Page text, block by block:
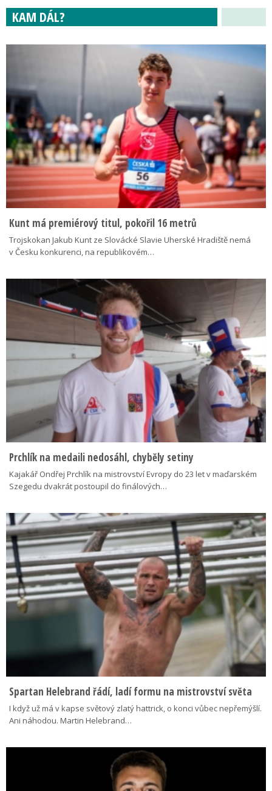
KAM DÁL?
Kunt má premiérový titul, pokořil 16 metrů
Trojskokan Jakub Kunt ze Slovácké Slavie Uherské Hradiště nemá
v Česku konkurenci, na republikovém…
Prchlík na medaili nedosáhl, chyběly setiny
Kajakář Ondřej Prchlík na mistrovství Evropy do 23 let v maďarském
Szegedu dvakrát postoupil do finálových…
Spartan Helebrand řádí, ladí formu na mistrovství světa
I když už má v kapse světový zlatý hattrick, o konci vůbec nepřemýšlí.
Ani náhodou. Martin Helebrand…